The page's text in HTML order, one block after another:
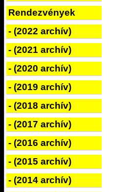
Rendezvények
- (2022 archív)
- (2021 archív)
- (2020 archív)
- (2019 archív)
- (2018 archív)
- (2017 archív)
- (2016 archív)
- (2015 archív)
- (2014 archív)